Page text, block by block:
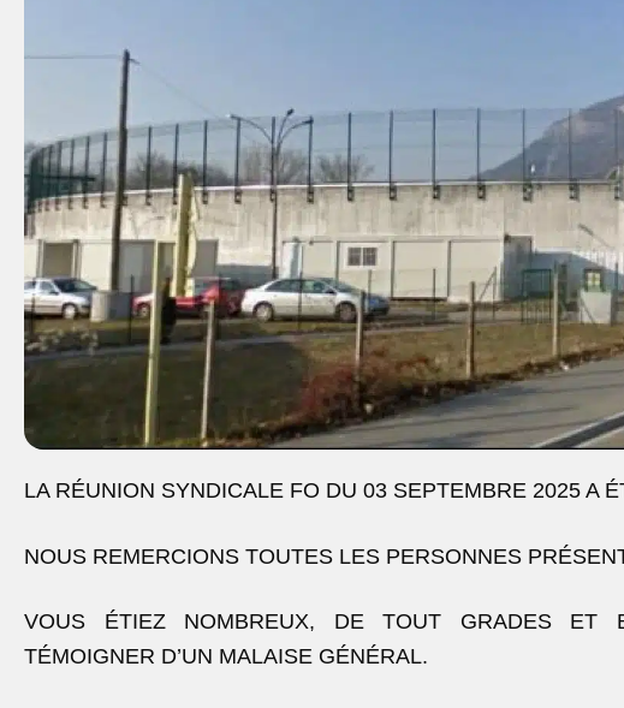
LA RÉUNION SYNDICALE FO DU 03 SEPTEMBRE 2025 A
NOUS REMERCIONS TOUTES LES PERSONNES
VOUS ÉTIEZ NOMBREUX, DE TOUT GRADES ET
TÉMOIGNER D’UN MALAISE GÉNÉRAL.